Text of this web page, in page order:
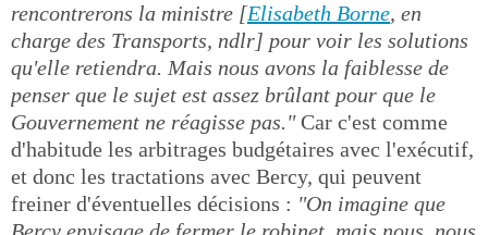
rencontrerons la ministre [Elisabeth Borne, en
charge des Transports, ndlr] pour voir les solutions
qu'elle retiendra. Mais nous avons la faiblesse de
penser que le sujet est assez brûlant pour que le
Gouvernement ne réagisse pas."Car c'est comme
d'habitude les arbitrages budgétaires avec l'exécutif,
et donc les tractations avec Bercy, qui peuvent
freiner d'éventuelles décisions : "On imagine que